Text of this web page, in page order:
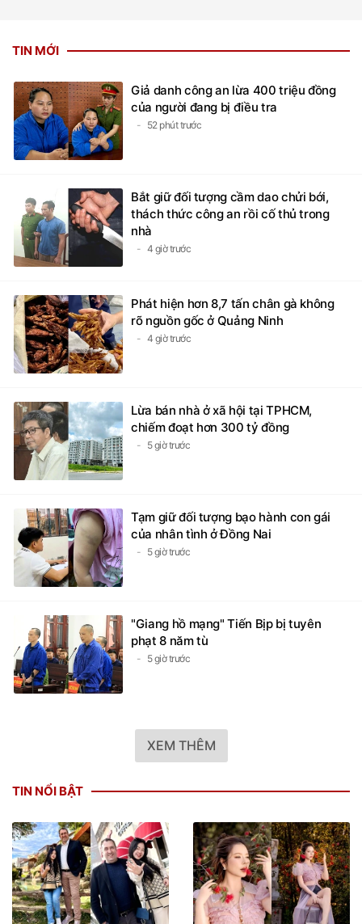
TIN MỚI
Giả danh công an lừa 400 triệu đồng
của người đang bị điều tra
52 phút trước
Bắt giữ đối tượng cầm dao chửi bới,
thách thức công an rồi cố thủ trong
nhà
4 giờ trước
Phát hiện hơn 8,7 tấn chân gà không
rõ nguồn gốc ở Quảng Ninh
4 giờ trước
Lừa bán nhà ở xã hội tại TPHCM,
chiếm đoạt hơn 300 tỷ đồng
5 giờ trước
Tạm giữ đối tượng bạo hành con gái
của nhân tình ở Đồng Nai
5 giờ trước
"Giang hồ mạng" Tiến Bịp bị tuyên
phạt 8 năm tù
5 giờ trước
XEM THÊM
TIN NỔI BẬT